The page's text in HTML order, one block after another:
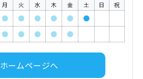
月 火 水 木 金 土 日 祝
● ● ● ● ●
●
● ● ● ● ●
ホームページへ